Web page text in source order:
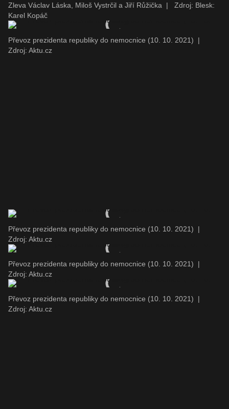
Zleva Václav Láska, Miloš Vystrčil a Jiří Růžička |
Zdroj: Blesk:
Karel Kopáč
Převoz prezidenta republiky do nemocnice (10. 10. 2021)
|
Zdroj: Aktu.cz
Převoz prezidenta republiky do nemocnice (10. 10. 2021)
|
Zdroj: Aktu.cz
Převoz prezidenta republiky do nemocnice (10. 10. 2021)
|
Zdroj: Aktu.cz
Převoz prezidenta republiky do nemocnice (10. 10. 2021)
|
Zdroj: Aktu.cz